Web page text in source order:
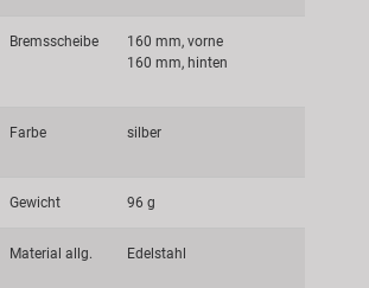
Bremsscheibe
160 mm, vorne
160 mm, hinten
Farbe silber
Gewicht 96 g
Material allg. Edelstahl